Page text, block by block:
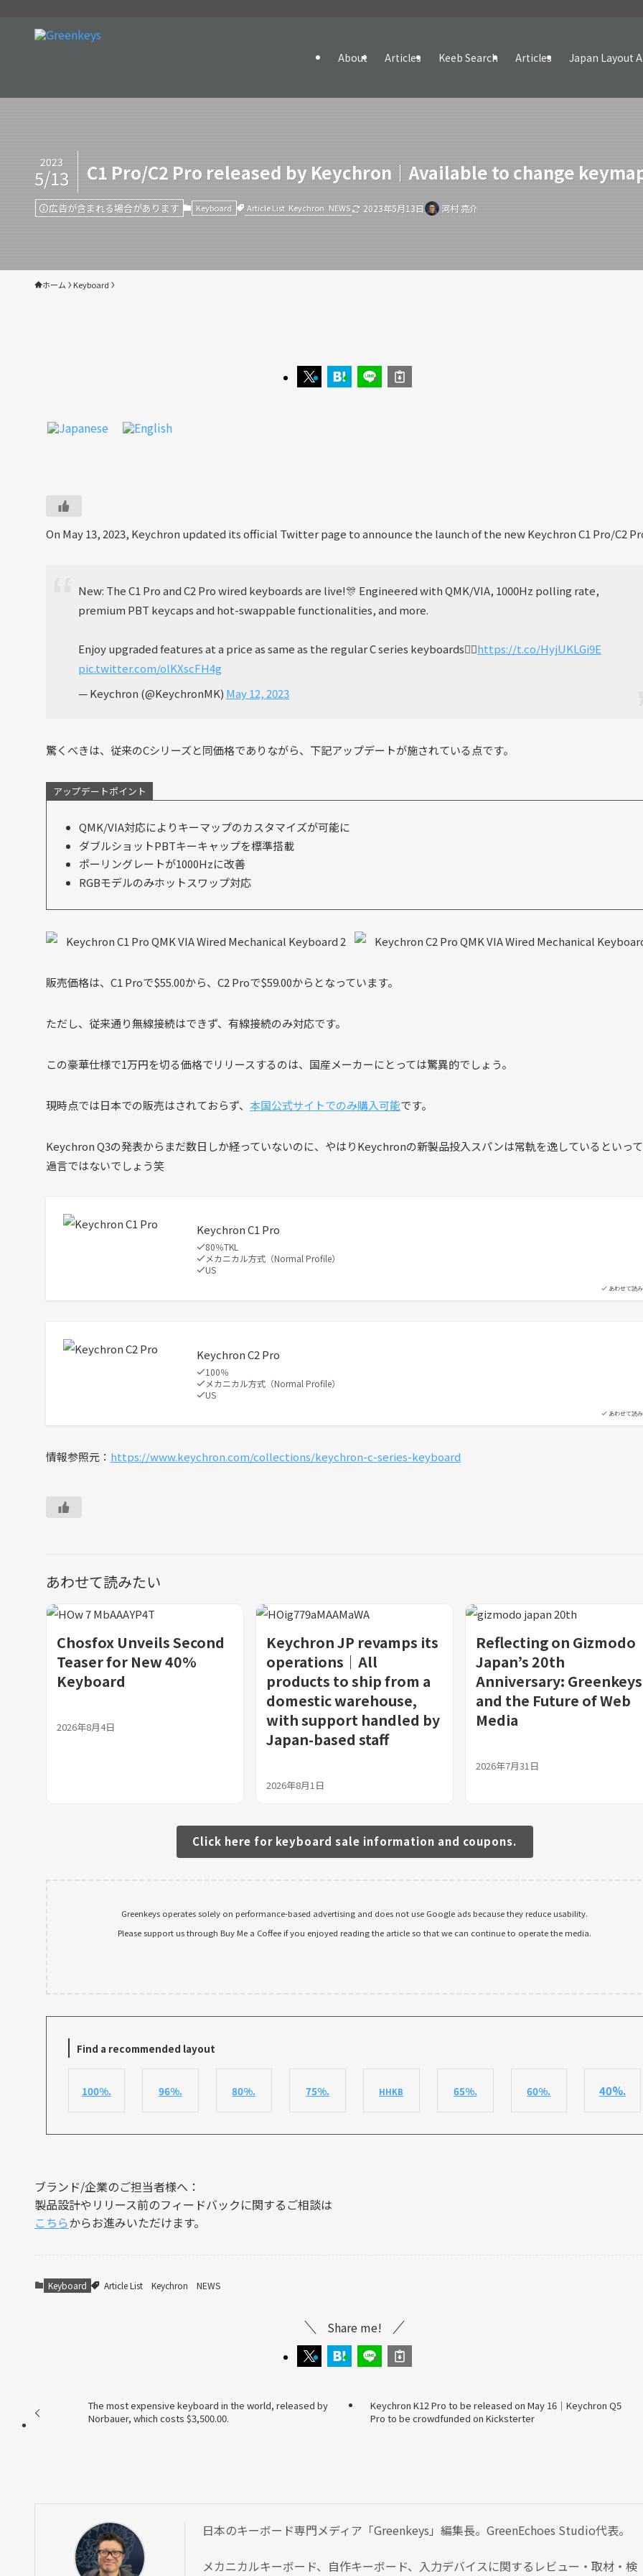
About Articles Keeb Search Articles Japan Layout
C1 Pro/C2 Pro released by Keychron｜Available to change
2023
5/13
広告が含まれる場合があります Keyboard Article List Keychron NEWS 2023年5月13日 河村 亮介
ホーム Keyboard
On May 13, 2023, Keychron updated its official Twitter page to announce the launch of the new Keychron C1 Pro/C2
New: The C1 Pro and C2 Pro wired keyboards are live!🎊 Engineered with QMK/VIA, 1000Hz polling rate,
premium PBT keycaps and hot-swappable functionalities, and more.
Enjoy upgraded features at a price as same as the regular C series keyboards👉🏻https://t.co/HyjUKLGi9E
pic.twitter.com/olKXscFH4g
— Keychron (@KeychronMK) May 12, 2023
驚くべきは、従来のCシリーズと同価格でありながら、下記アップデートが施されている点です。
アップデートポイント
QMK/VIA対応によりキーマップのカスタマイズが可能に
ダブルショットPBTキーキャップを標準搭載
ポーリングレートが1000Hzに改善
RGBモデルのみホットスワップ対応
販売価格は、C1 Proで$55.00から、C2 Proで$59.00からとなっています。
ただし、従来通り無線接続はできず、有線接続のみ対応です。
この豪華仕様で1万円を切る価格でリリースするのは、国産メーカーにとっては驚異的でしょう。
現時点では日本での販売はされておらず、 本国公式サイトでのみ購入可能です。
Keychron Q3の発表からまだ数日しか経っていないのに、やはりKeychronの新製品投入スパンは常軌を逸しているといっ
過言ではないでしょう笑
あわせて読
Keychron C1 Pro
80％TKL
メカニカル方式（Normal Profile）
US
あわせて読
Keychron C2 Pro
100％
メカニカル方式（Normal Profile）
US
情報参照元： https://www.keychron.com/collections/keychron-c-series-keyboard
あわせて読みたい
Chosfox Unveils Second
Teaser for New 40%
Keyboard
2026年8月4日
Keychron JP revamps its
operations｜All
products to ship from a
domestic warehouse,
with support handled by
Japan-based staff
2026年8月1日
Reflecting on Gizmodo
Japan’s 20th
Anniversary: Greenkeys
and the Future of Web
Media
2026年7月31日
Click here for keyboard sale information and coupons.
Greenkeys operates solely on performance-based advertising and does not use Google ads because they reduce usability.
Please support us through Buy Me a Coffee if you enjoyed reading the article so that we can continue to operate the media.
Find a recommended layout
100%. 96%. 80%. 75%. HHKB 65%. 60%. 40%.
ブランド/企業のご担当者様へ：
製品設計やリリース前のフィードバックに関するご相談は
こちらからお進みいただけます。
Keyboard Article List Keychron NEWS
Share me!
The most expensive keyboard in the world, released by
Norbauer, which costs $3,500.00.
Keychron K12 Pro to be released on May 16｜Keychron Q5
Pro to be crowdfunded on Kicksterter
日本のキーボード専門メディア「Greenkeys」編集長。GreenEchoes Studio代表。
メカニカルキーボード、自作キーボード、入力デバイスに関するレビュー・取材・検